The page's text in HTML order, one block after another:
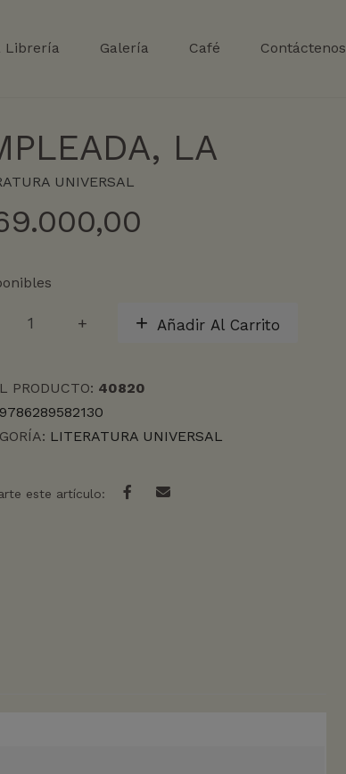
Librería Galería Café Contáctenos
LA
UNIVERSAL
Añadir Al Carrito
PRODUCTO: 40820
9786289582130
LITERATURA UNIVERSAL
este artículo: